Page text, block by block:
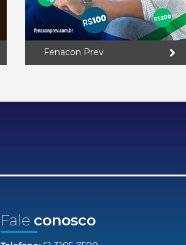
Fenacon Prev
Fale conosco